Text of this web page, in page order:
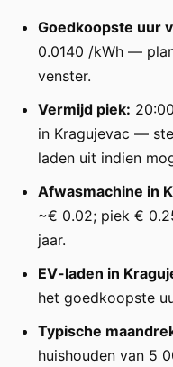
Goedkoopste uur
0.0140 /kWh —
venster.
Vermijd piek:
in Kragujevac —
laden uit indien
Afwasmachine in
~€ 0.02; piek €
jaar.
EV-laden in
het goedkoopste
Typische
huishouden van 5